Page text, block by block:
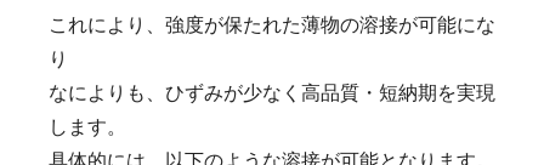
これにより、強度が保たれた薄物の溶接が可能にな
り
なによりも、ひずみが少なく高品質・短納期を実現
します。